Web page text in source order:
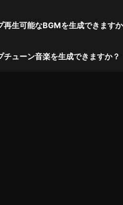
再生可能なBGMを生成できます
ューン音楽を生成できますか？